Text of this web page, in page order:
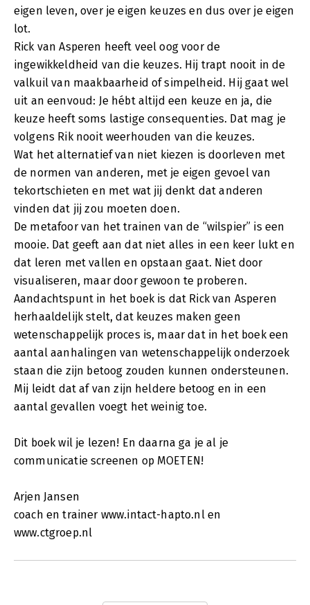
eigen leven, over je eigen keuzes en dus over je eigen
lot.
Rick van Asperen heeft veel oog voor de
ingewikkeldheid van die keuzes. Hij trapt nooit in de
valkuil van maakbaarheid of simpelheid. Hij gaat wel
uit an eenvoud: Je hébt altijd een keuze en ja, die
keuze heeft soms lastige consequenties. Dat mag je
volgens Rik nooit weerhouden van die keuzes.
Wat het alternatief van niet kiezen is doorleven met
de normen van anderen, met je eigen gevoel van
tekortschieten en met wat jij denkt dat anderen
vinden dat jij zou moeten doen.
De metafoor van het trainen van de “wilspier” is een
mooie. Dat geeft aan dat niet alles in een keer lukt en
dat leren met vallen en opstaan gaat. Niet door
visualiseren, maar door gewoon te proberen.
Aandachtspunt in het boek is dat Rick van Asperen
herhaaldelijk stelt, dat keuzes maken geen
wetenschappelijk proces is, maar dat in het boek een
aantal aanhalingen van wetenschappelijk onderzoek
staan die zijn betoog zouden kunnen ondersteunen.
Mij leidt dat af van zijn heldere betoog en in een
aantal gevallen voegt het weinig toe.
Dit boek wil je lezen! En daarna ga je al je
communicatie screenen op MOETEN!
Arjen Jansen
coach en trainer www.intact-hapto.nl en
www.ctgroep.nl